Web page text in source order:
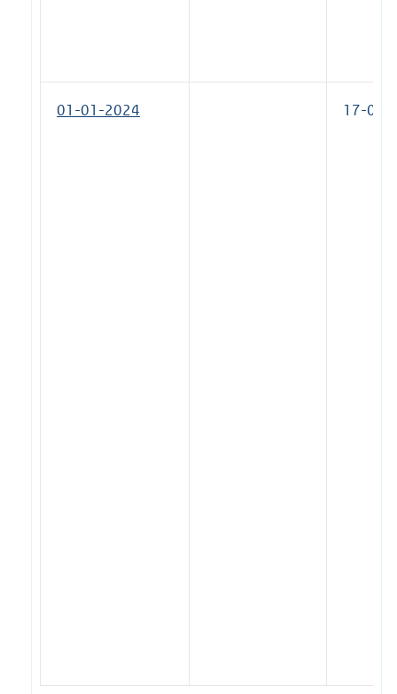
01-01-2024 17-07-